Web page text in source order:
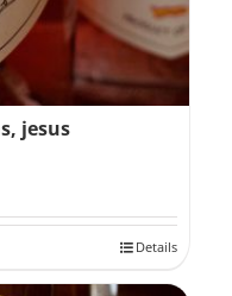
jesus
Details